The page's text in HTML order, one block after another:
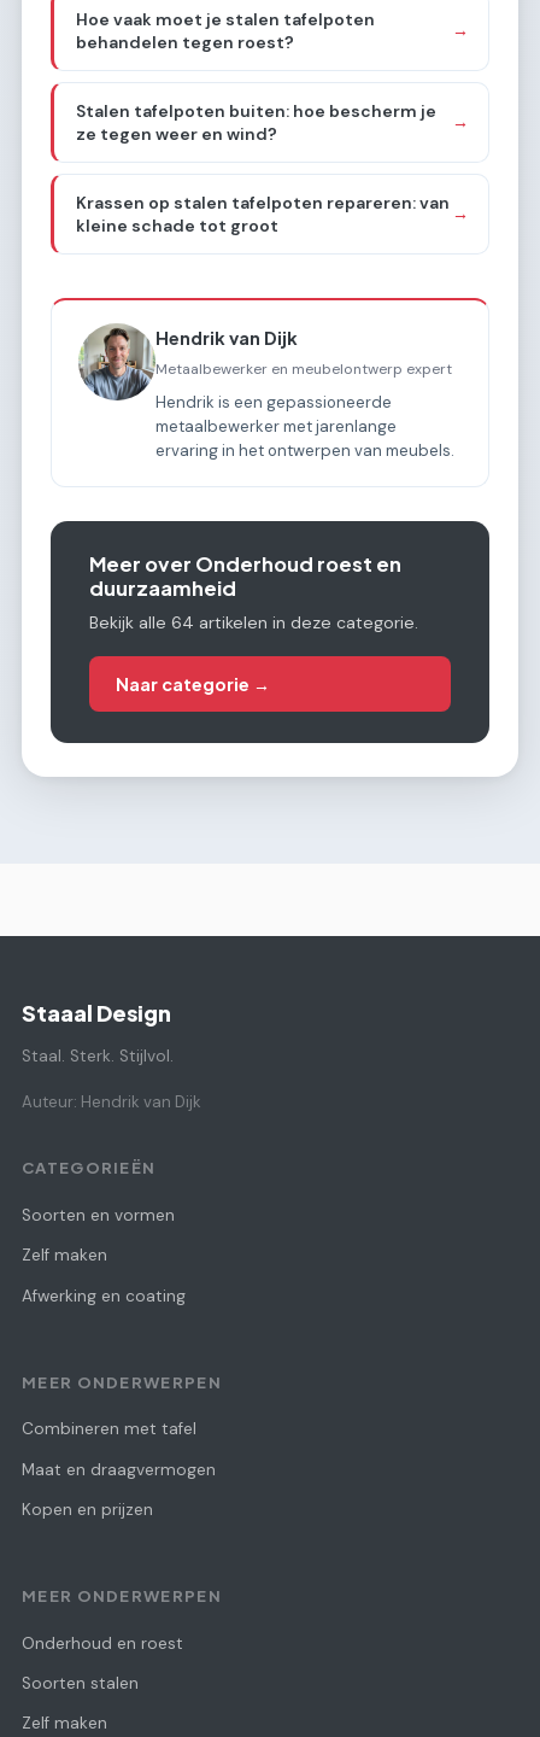
Hoe vaak moet je stalen tafelpoten
behandelen tegen roest?
→
Stalen tafelpoten buiten: hoe bescherm je
ze tegen weer en wind?
→
Krassen op stalen tafelpoten repareren: van
kleine schade tot groot
→
Hendrik van Dijk
Metaalbewerker en meubelontwerp expert
Hendrik is een gepassioneerde
metaalbewerker met jarenlange
ervaring in het ontwerpen van meubels.
Meer over Onderhoud roest en
duurzaamheid
Bekijk alle 64 artikelen in deze categorie.
Naar categorie →
Staaal Design
Staal. Sterk. Stijlvol.
Auteur: Hendrik van Dijk
CATEGORIEËN
Soorten en vormen
Zelf maken
Afwerking en coating
MEER ONDERWERPEN
Combineren met tafel
Maat en draagvermogen
Kopen en prijzen
MEER ONDERWERPEN
Onderhoud en roest
Soorten stalen
Zelf maken